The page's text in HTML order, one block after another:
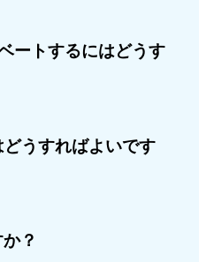
ートするにはどうす
うすればよいです
？